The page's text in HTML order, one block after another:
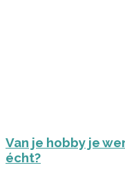
Van je hobby je
écht?